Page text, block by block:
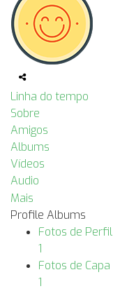
Linha do tempo
Sobre
Amigos
Albums
Vídeos
Audio
Mais
Profile Albums
Fotos de Perfil
1
Fotos de Capa
1